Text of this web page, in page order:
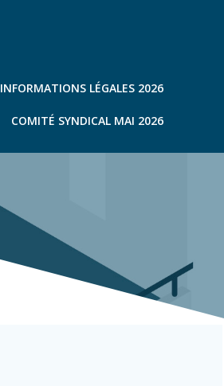
INFORMATIONS LÉGALES 2026
COMITÉ SYNDICAL MAI 2026